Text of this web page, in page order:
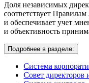
Доля независимых
соответствует
и обеспечивает учет
и объективность
Подробнее в разделе:
Система
Совет директоров